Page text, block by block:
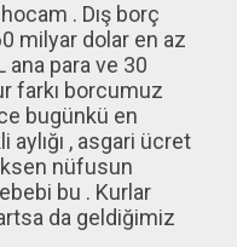
. Dış borç
milyar dolar en az
ana para ve 30
farkı borcumuz
bugünkü en
aylığı , asgari ücret
nüfusun
bu . Kurlar
da geldiğimiz